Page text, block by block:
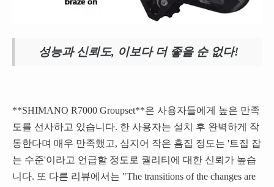
성능과 신뢰도, 이보다 더 좋을 순 없다!
**SHIMANO R7000 Groupset**은 사용자들에게 높은 만족
도를 선사하고 있습니다. 한 사용자는 설치 후 완벽하게 작
동한다며 매우 만족했고, 심지어 작은 흠집 정도는 '트집 잡
는 수준'이라고 언급할 정도로 퀄리티에 대한 신뢰가 높습
니다. 또 다른 리뷰에서는 "The transitions of the changes are